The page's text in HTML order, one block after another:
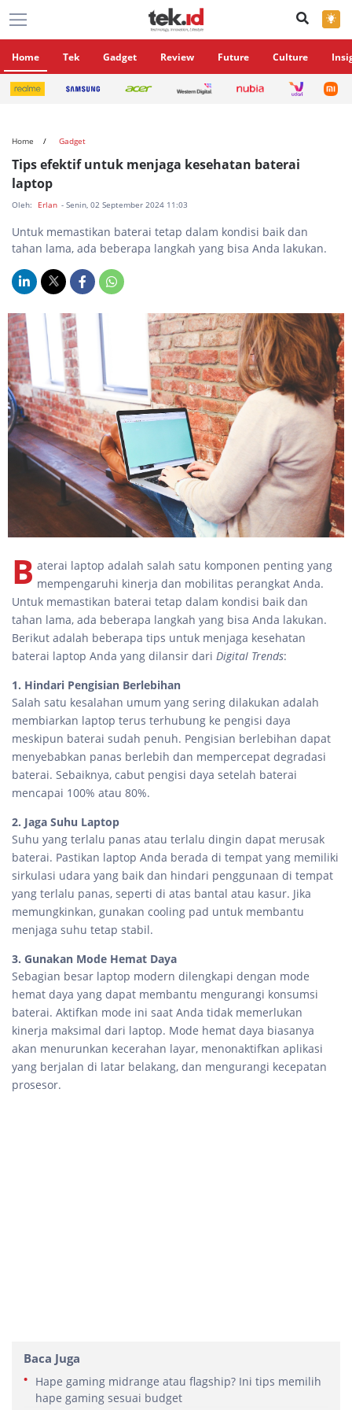
×
Home Tek Gadget Review Future Culture
Home Gadget
Tips efektif untuk menjaga kesehatan baterai
laptop
Oleh: Erlan - Senin, 02 September 2024 11:03
Untuk memastikan baterai tetap dalam kondisi baik dan
tahan lama, ada beberapa langkah yang bisa Anda lakukan.
B aterai laptop adalah salah satu komponen penting yang
mempengaruhi kinerja dan mobilitas perangkat Anda.
Untuk memastikan baterai tetap dalam kondisi baik dan
tahan lama, ada beberapa langkah yang bisa Anda lakukan.
Berikut adalah beberapa tips untuk menjaga kesehatan
baterai laptop Anda yang dilansir dari Digital Trends:
1. Hindari Pengisian Berlebihan
Salah satu kesalahan umum yang sering dilakukan adalah
membiarkan laptop terus terhubung ke pengisi daya
meskipun baterai sudah penuh. Pengisian berlebihan dapat
menyebabkan panas berlebih dan mempercepat degradasi
baterai. Sebaiknya, cabut pengisi daya setelah baterai
mencapai 100% atau 80%.
2. Jaga Suhu Laptop
Suhu yang terlalu panas atau terlalu dingin dapat merusak
baterai. Pastikan laptop Anda berada di tempat yang memiliki
sirkulasi udara yang baik dan hindari penggunaan di tempat
yang terlalu panas, seperti di atas bantal atau kasur. Jika
memungkinkan, gunakan cooling pad untuk membantu
menjaga suhu tetap stabil.
3. Gunakan Mode Hemat Daya
Sebagian besar laptop modern dilengkapi dengan mode
hemat daya yang dapat membantu mengurangi konsumsi
baterai. Aktifkan mode ini saat Anda tidak memerlukan
kinerja maksimal dari laptop. Mode hemat daya biasanya
akan menurunkan kecerahan layar, menonaktifkan aplikasi
yang berjalan di latar belakang, dan mengurangi kecepatan
prosesor.
Baca Juga
Hape gaming midrange atau flagship? Ini tips memilih
hape gaming sesuai budget